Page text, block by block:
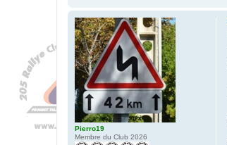
Pierro19
Membre du Club 2026